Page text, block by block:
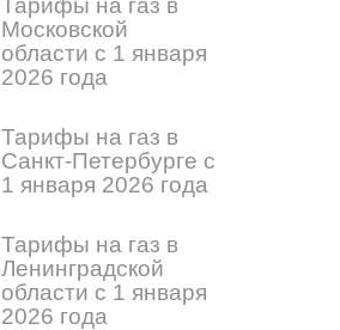
Тарифы на газ в
Московской
области с 1 января
2026 года
Тарифы на газ в
Санкт-Петербурге с
1 января 2026 года
Тарифы на газ в
Ленинградской
области с 1 января
2026 года